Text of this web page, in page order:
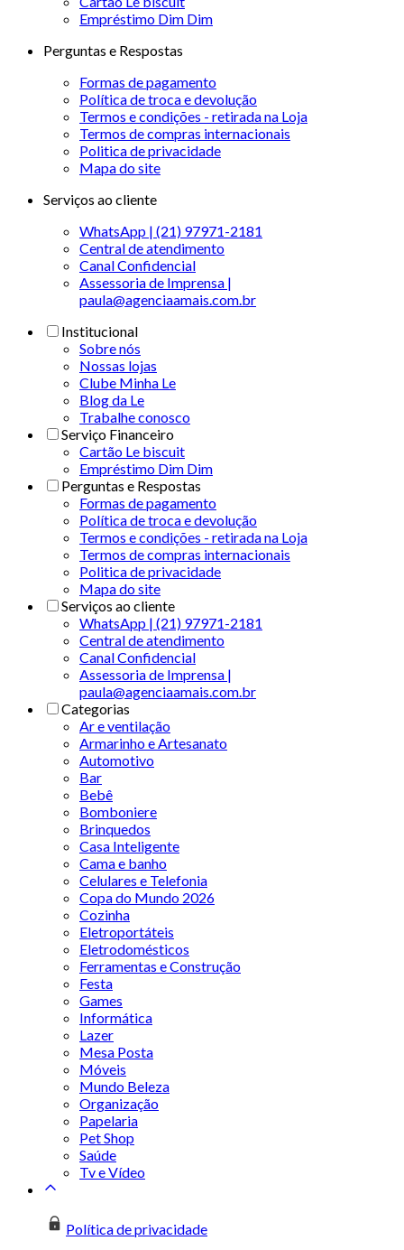
Empréstimo Dim Dim
Perguntas e Respostas
Formas de pagamento
Política de troca e devolução
Termos e condições - retirada na Loja
Termos de compras internacionais
Politica de privacidade
Mapa do site
Serviços ao cliente
WhatsApp | (21) 97971-2181
Central de atendimento
Canal Confidencial
Assessoria de Imprensa |
paula@agenciaamais.com.br
Institucional
Sobre nós
Nossas lojas
Clube Minha Le
Blog da Le
Trabalhe conosco
Serviço Financeiro
Cartão Le biscuit
Empréstimo Dim Dim
Perguntas e Respostas
Formas de pagamento
Política de troca e devolução
Termos e condições - retirada na Loja
Termos de compras internacionais
Politica de privacidade
Mapa do site
Serviços ao cliente
WhatsApp | (21) 97971-2181
Central de atendimento
Canal Confidencial
Assessoria de Imprensa |
paula@agenciaamais.com.br
Categorias
Ar e ventilação
Armarinho e Artesanato
Automotivo
Bar
Bebê
Bomboniere
Brinquedos
Casa Inteligente
Cama e banho
Celulares e Telefonia
Copa do Mundo 2026
Cozinha
Eletroportáteis
Eletrodomésticos
Ferramentas e Construção
Festa
Games
Informática
Lazer
Mesa Posta
Móveis
Mundo Beleza
Organização
Papelaria
Pet Shop
Saúde
Tv e Vídeo
Política de privacidade